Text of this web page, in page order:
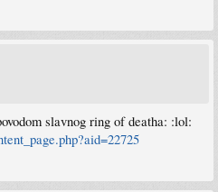
slavnog ring of deatha: :lol: